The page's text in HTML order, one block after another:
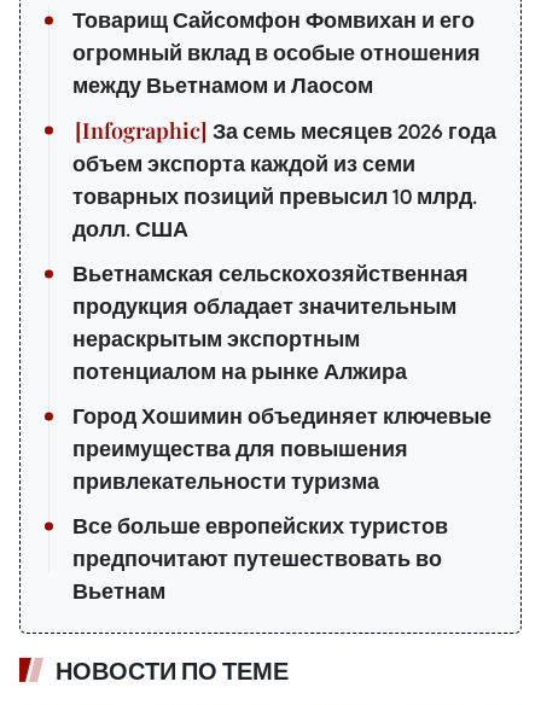
Товарищ Сайсомфон Фомвихан и его
огромный вклад в особые отношения
между Вьетнамом и Лаосом
За семь месяцев 2026 года
объем экспорта каждой из семи
товарных позиций превысил 10 млрд.
долл. США
Вьетнамская сельскохозяйственная
продукция обладает значительным
нераскрытым экспортным
потенциалом на рынке Алжира
Город Хошимин объединяет ключевые
преимущества для повышения
привлекательности туризма
Все больше европейских туристов
предпочитают путешествовать во
Вьетнам
НОВОСТИ ПО ТЕМЕ